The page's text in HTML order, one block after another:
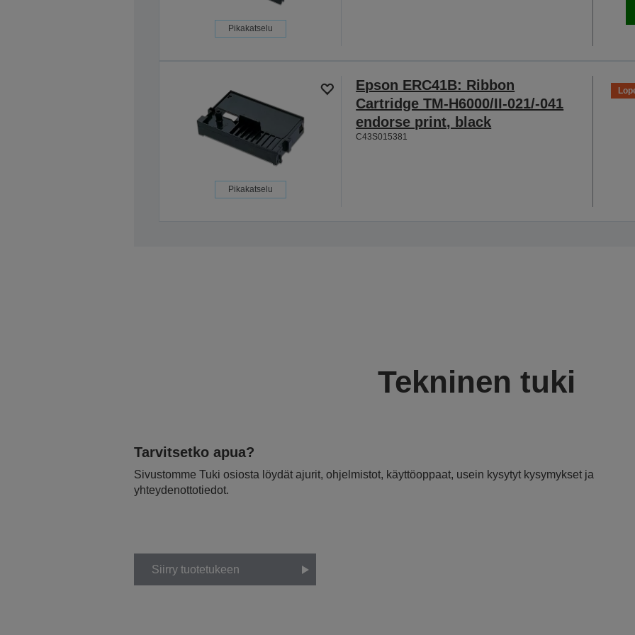
Pikakatselu
Pikakatselu
Epson ERC41B: Ribbon
Cartridge TM-H6000/II-021/-041
endorse print, black
C43S015381
Tekninen tuki
Tarvitsetko apua?
Sivustomme Tuki osiosta löydät ajurit, ohjelmistot, käyttöoppaat, usein kysytyt kysymykset ja
yhteydenottotiedot.
Siirry tuotetukeen